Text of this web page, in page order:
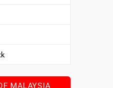
MALAYSIA